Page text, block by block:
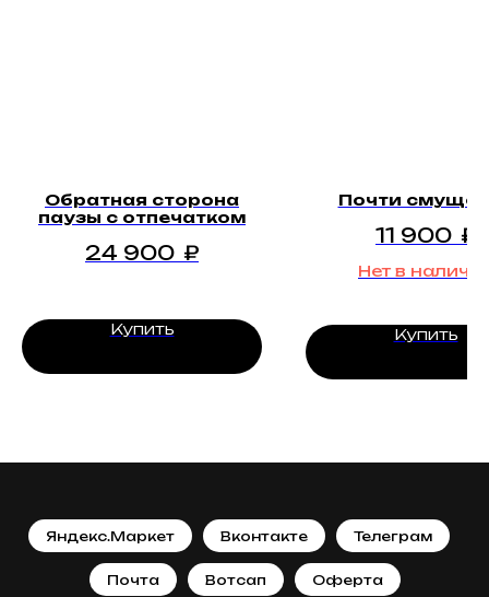
Обратная сторона
паузы с отпечатком
24 900 ₽
Купить
Почти
11 900 ₽
Нет в
Купить
Яндекс.Маркет Вконтакте Телеграм
Почта Вотсап Оферта